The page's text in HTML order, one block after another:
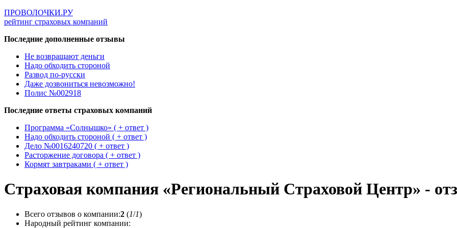
ПРОВОЛОЧКИ.РУ
рейтинг страховых компаний
Последние дополненные отзывы
Не возвращают деньги
Надо обходить стороной
Развод по-русски
Даже дозвониться невозможно!
Полис №002918
Последние ответы страховых компаний
Программа «Солнышко» ( + ответ )
Надо обходить стороной ( + ответ )
Дело №0016240720 ( + ответ )
Расторжение договора ( + ответ )
Кормят завтраками ( + ответ )
Страховая компания «Региональный Страховой Центр» -
Всего отзывов о компании:2 (1/1)
Народный рейтинг компании: